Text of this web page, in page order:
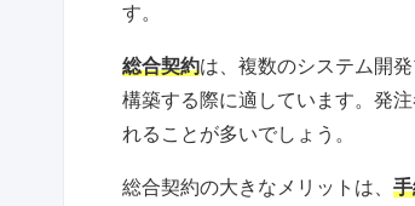
す。
総合契約は、複数のシステム開
構築する際に適しています。発
れることが多いでしょう。
総合契約の大きなメリットは、